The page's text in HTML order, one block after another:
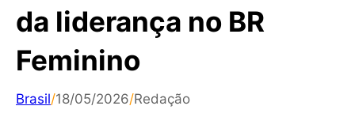
da liderança no BR
Feminino
Brasil/18/05/2026/Redação